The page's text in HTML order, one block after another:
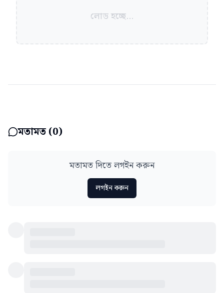
লোড হচ্ছে...
মতামত (0)
মতামত দিতে লগইন করুন
লগইন করুন